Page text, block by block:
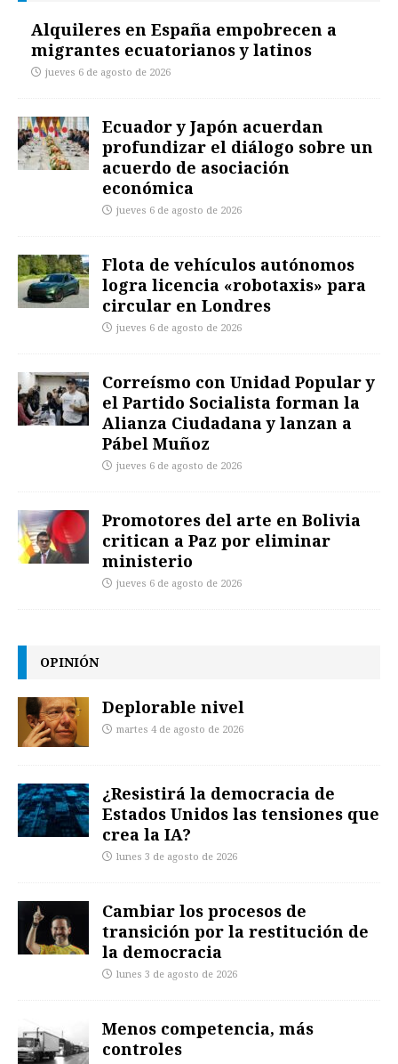
Alquileres en España empobrecen a
migrantes ecuatorianos y latinos
jueves 6 de agosto de 2026
Ecuador y Japón acuerdan
profundizar el diálogo sobre un
acuerdo de asociación
económica
jueves 6 de agosto de 2026
Flota de vehículos autónomos
logra licencia «robotaxis» para
circular en Londres
jueves 6 de agosto de 2026
Correísmo con Unidad Popular y
el Partido Socialista forman la
Alianza Ciudadana y lanzan a
Pábel Muñoz
jueves 6 de agosto de 2026
Promotores del arte en Bolivia
critican a Paz por eliminar
ministerio
jueves 6 de agosto de 2026
OPINIÓN
Deplorable nivel
martes 4 de agosto de 2026
¿Resistirá la democracia de
Estados Unidos las tensiones que
crea la IA?
lunes 3 de agosto de 2026
Cambiar los procesos de
transición por la restitución de
la democracia
lunes 3 de agosto de 2026
Menos competencia, más
controles